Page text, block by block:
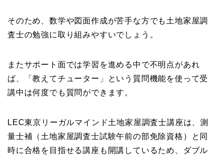
そのため、数学や図面作成が苦手な方でも土地家屋調
査士の勉強に取り組みやすいでしょう。
またサポート面では学習を進める中で不明点があれ
ば、「教えてチューター」という質問機能を使って受
講中は何度でも質問ができます。
LEC東京リーガルマインド土地家屋調査士講座は、測
量士補（土地家屋調査士試験午前の部免除資格）と同
時に合格を目指せる講座も開講しているため、ダブル